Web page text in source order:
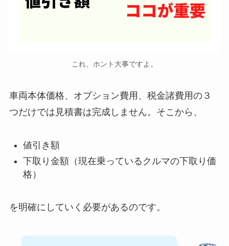
これ、ホント大事ですよ。
車両本体価格、オプション費用、税金諸費用の３
つだけでは見積書は完成しません。そこから、
値引き額
下取り金額（現在乗っているクルマの下取り価
格）
を明確にしていく必要があるのです。